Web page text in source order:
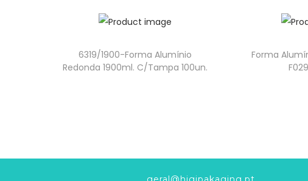
6319/1900-Forma Alumínio
Redonda 1900ml. C/Tampa 100un.
Forma